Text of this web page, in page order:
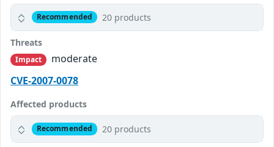
Recommended 20 products
Threats
Impact
moderate
CVE-2007-0078
Affected products
Recommended 20 products